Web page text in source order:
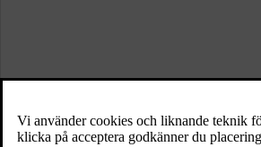
Välj modell